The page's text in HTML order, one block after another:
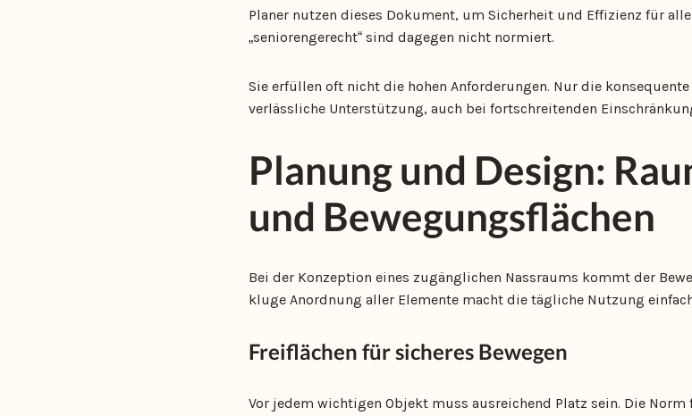
Planer nutzen dieses Dokument, um Sicherheit und Effizienz für
„seniorengerecht“ sind dagegen nicht normiert.
Sie erfüllen oft nicht die hohen Anforderungen. Nur die
verlässliche Unterstützung, auch bei fortschreitenden
Planung und Design:
und Bewegungsflächen
Bei der Konzeption eines zugänglichen Nassraums kommt der
kluge Anordnung aller Elemente macht die tägliche Nutzung
Freiflächen für sicheres Bewegen
Vor jedem wichtigen Objekt muss ausreichend Platz sein. Die Norm